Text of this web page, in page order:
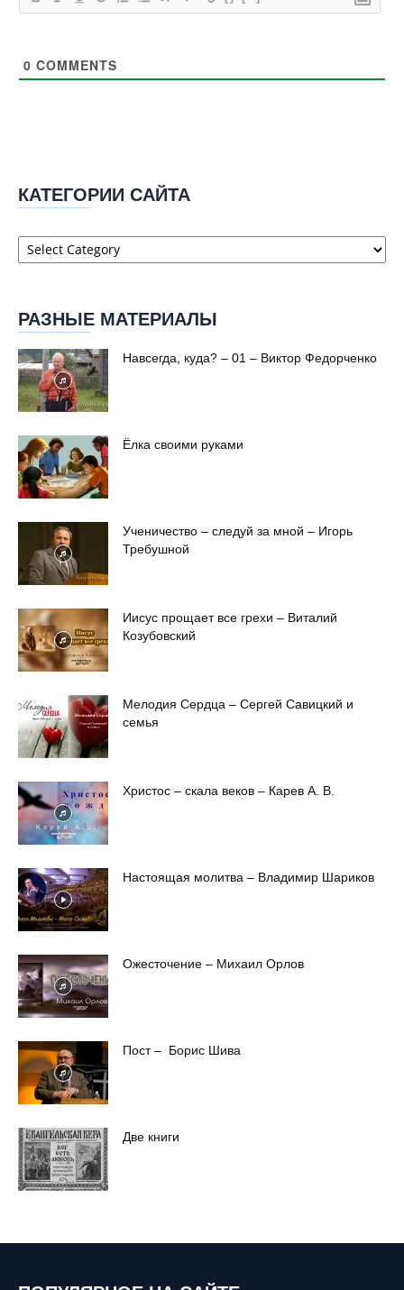
0 COMMENTS
КАТЕГОРИИ САЙТА
Категории
сайта
РАЗНЫЕ МАТЕРИАЛЫ
Навсегда, куда? – 01 – Виктор Федорченко
Ёлка своими руками
Ученичество – следуй за мной – Игорь
Требушной
Иисус прощает все грехи – Виталий
Козубовский
Мелодия Сердца – Сергей Савицкий и
семья
Христос – скала веков – Карев А. В.
Настоящая молитва – Владимир Шариков
Ожесточение – Михаил Орлов
Пост – Борис Шива
Две книги